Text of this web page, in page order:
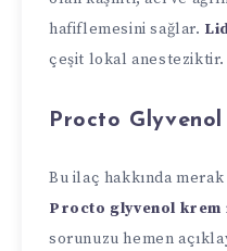
hafiflemesini sağlar.
çeşit lokal anesteziktir.
Procto Glyvenol
Bu ilaç hakkında
Procto glyvenol krem
sorunuzu hemen